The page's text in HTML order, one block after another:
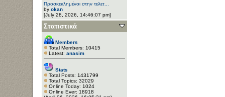
Προσκεκλημένοι στην τελετ...
by okan
[July 28, 2026, 14:46:07 pm]
Στατιστικά
Members
Total Members: 10415
Latest: anasim
Stats
Total Posts: 1431799
Total Topics: 32029
Online Today: 1024
Online Ever: 18918